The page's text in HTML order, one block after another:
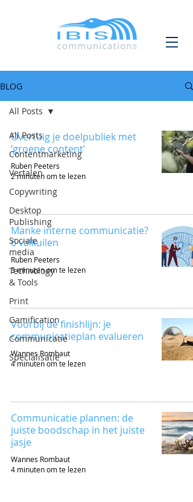
BLOG
All Posts
Contentmarketing
Vertalen
Copywriting
Desktop
Publishing
Sociale
media
Technology
& Tools
Print
Gamification
Communicatie
Specialisatie
All Posts
Overtuig je doelpubliek met
‘groene content’
Ruben Peeters
2 minuten om te lezen
Manke interne communicatie?
6 valkuilen
Ruben Peeters
3 minuten om te lezen
Voorbij de finishlijn: je
communicatieplan evalueren
Wannes Rombaut
4 minuten om te lezen
Communicatie plannen: de
juiste boodschap in het juiste
jasje
Wannes Rombaut
4 minuten om te lezen